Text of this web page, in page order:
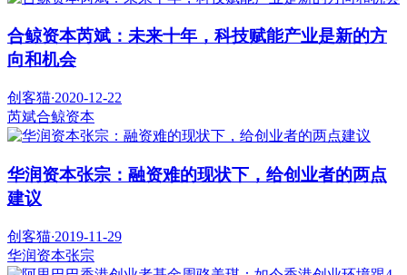
合鲸资本芮斌：未来十年，科技赋能产业是新的方
向和机会
创客猫·2020-12-22
芮斌合鲸资本
华润资本张宗：融资难的现状下，给创业者的两点
建议
创客猫·2019-11-29
华润资本张宗